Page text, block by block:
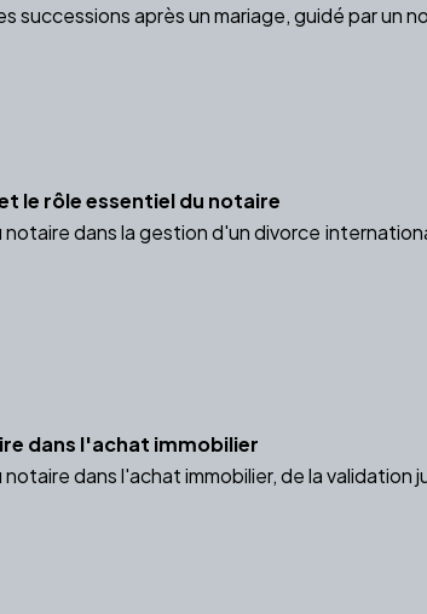
successions après un mariage, guidé par un
le rôle essentiel du notaire
notaire dans la gestion d'un divorce
dans l'achat immobilier
dans l'achat immobilier, de la validation